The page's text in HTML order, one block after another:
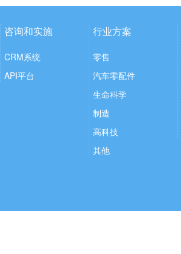
咨询和实施
CRM系统
API平台
行业方案
零售
汽车零配件
生命科学
制造
高科技
其他